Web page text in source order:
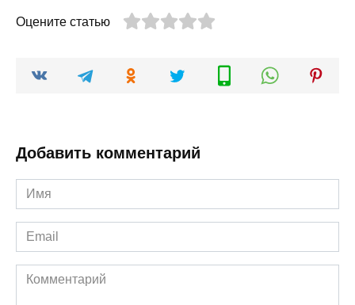
Оцените статью
Добавить комментарий
Имя
*
Email
*
Комментарий